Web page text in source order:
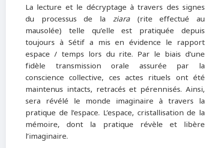
La lecture et le décryptage à travers des signes
du processus de la ziara(rite effectué au
mausolée) telle qu’elle est pratiquée depuis
toujours à Sétif a mis en évidence le rapport
espace / temps lors du rite. Par le biais d’une
fidèle transmission orale assurée par la
conscience collective, ces actes rituels ont été
maintenus intacts, retracés et pérennisés. Ainsi,
sera révélé le monde imaginaire à travers la
pratique de l’espace. L’espace, cristallisation de la
mémoire, dont la pratique révèle et libère
l’imaginaire.